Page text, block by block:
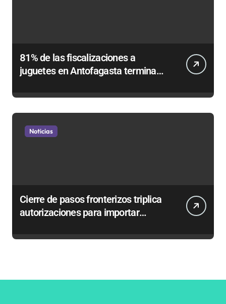
81% de las fiscalizaciones a
juguetes en Antofagasta termina
Noticias
Cierre de pasos fronterizos triplica
autorizaciones para importar